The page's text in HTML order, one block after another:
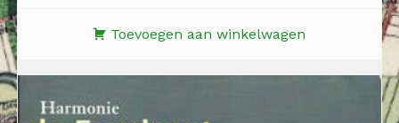
Toevoegen aan winkelwagen